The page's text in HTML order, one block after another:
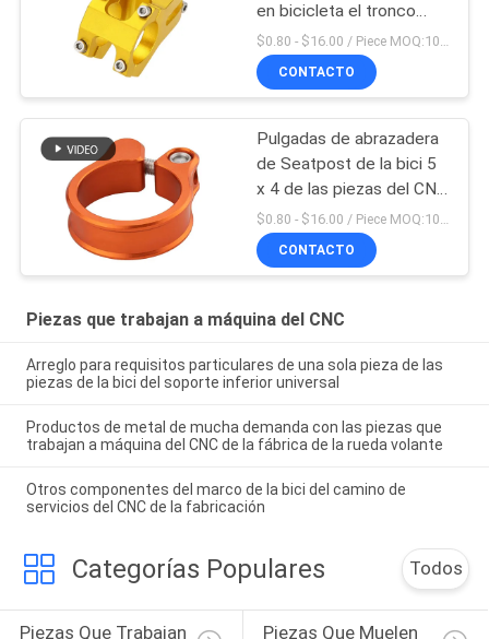
en bicicleta el tronco
doble ajustable hecho en
China
CONTACTO
Pulgadas de abrazadera
de Seatpost de la bici 5
x 4 de las piezas del CNC
de la precisión que
trabajan a máquina
CONTACTO
Piezas que trabajan a máquina del CNC
Arreglo para requisitos particulares de una sola pieza de las
piezas de la bici del soporte inferior universal
Productos de metal de mucha demanda con las piezas que
trabajan a máquina del CNC de la fábrica de la rueda volante
Otros componentes del marco de la bici del camino de
servicios del CNC de la fabricación
Categorías Populares Todos
Piezas Que Trabajan Piezas Que Muelen